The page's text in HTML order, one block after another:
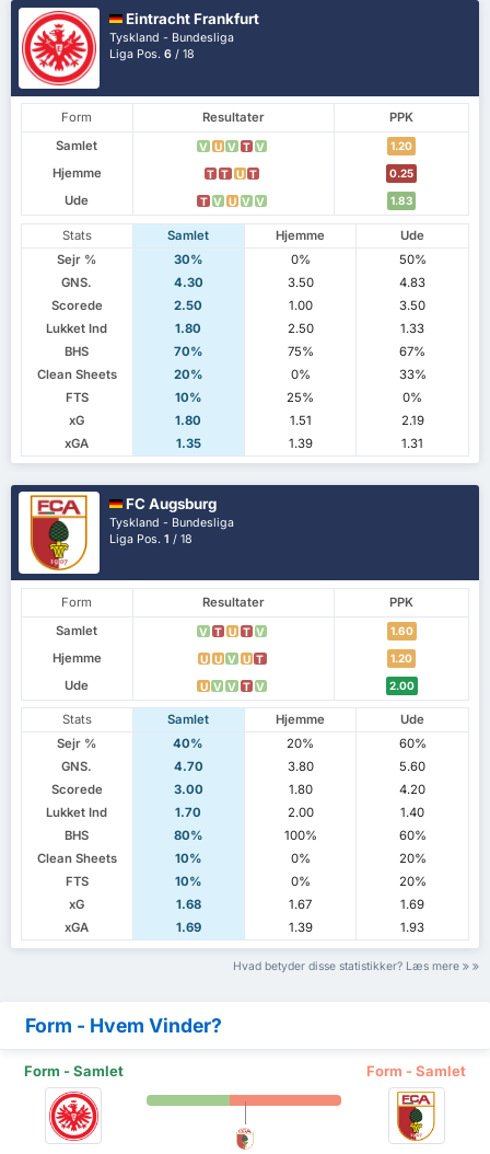
Eintracht Frankfurt
Tyskland - Bundesliga
Liga Pos.6 / 18
Form Resultater
PPK
Samlet
V U V T V 1.20
Hjemme T T U T 0.25
Ude T V U V V 1.83
Stats Samlet Hjemme
Ude
Sejr %
30% 0%
50%
GNS.
4.30 3.50
4.83
Scorede
2.50 1.00
3.50
Lukket Ind
1.80 2.50
1.33
BHS
70% 75%
67%
Clean Sheets
20% 0%
33%
FTS
10% 25%
0%
xG
1.80 1.51
2.19
xGA
1.35 1.39 1.31
FC Augsburg
Tyskland - Bundesliga
Liga Pos.1 / 18
Form Resultater
PPK
Samlet
V T U T V 1.60
Hjemme U U V U T 1.20
Ude U V V T V 2.00
Stats Samlet Hjemme
Ude
Sejr %
40% 20%
60%
GNS.
4.70 3.80
5.60
Scorede
3.00 1.80
4.20
Lukket Ind
1.70 2.00
1.40
BHS
80% 100%
60%
Clean Sheets
10% 0%
20%
FTS
10% 0%
20%
xG
1.68 1.67
1.69
xGA
1.69 1.39 1.93
Hvad betyder disse statistikker? Læs mere
Form - Hvem Vinder?
Form - Samlet Form - Samlet